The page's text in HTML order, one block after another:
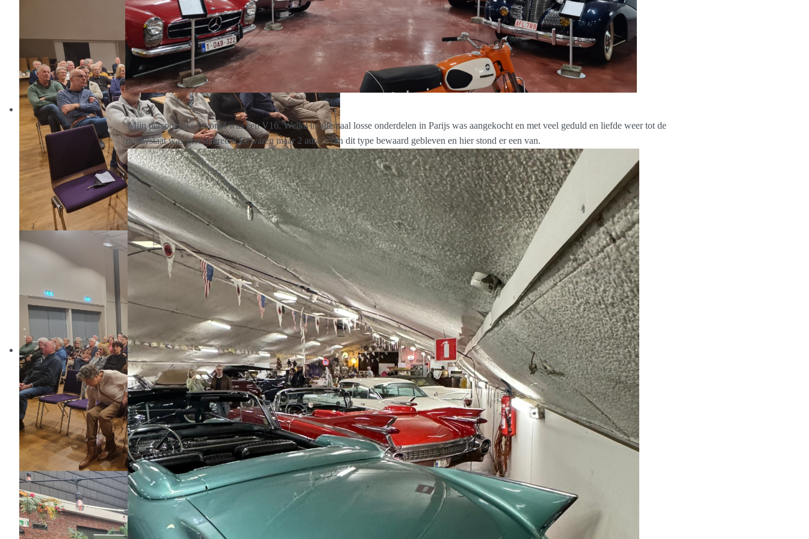
Mijn persoonlijke favoriet was een V16. Welke in allemaal losse onderdelen in Parijs was aangekocht en met veel geduld en liefde weer tot de
nieuwstaat was gerestaureerd.Er waren maar 2 auto’s van dit type bewaard gebleven en hier stond er een van.